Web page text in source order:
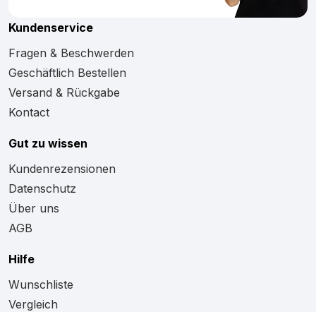
Kundenservice
Fragen & Beschwerden
Geschäftlich Bestellen
Versand & Rückgabe
Kontact
Gut zu wissen
Kundenrezensionen
Datenschutz
Über uns
AGB
Hilfe
Wunschliste
Vergleich